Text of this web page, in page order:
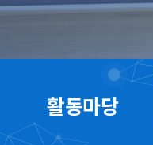
활동마당